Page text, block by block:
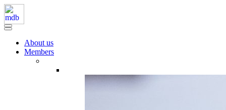
About us
Members